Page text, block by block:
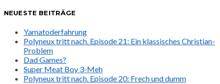
NEUESTE BEITRÄGE
Yamatoderfahrung
Polyneux tritt nach. Episode 21: Ein klassisches Christian-
Problem
Dad Games?
Super Meat Boy 3-Meh
Polyneux tritt nach. Episode 20: Frech und dumm